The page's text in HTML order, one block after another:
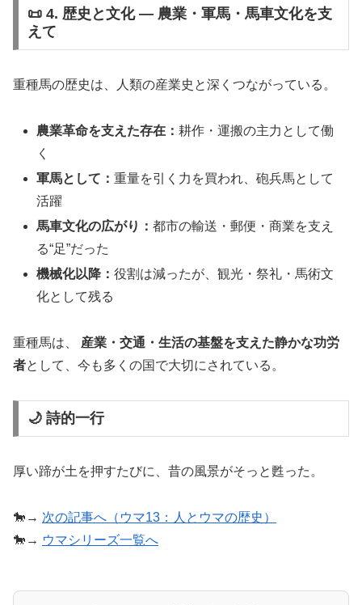
📜 4. 歴史と文化 ― 農業・軍馬・馬車文化を支
えて
重種馬の歴史は、人類の産業史と深くつながっている。
農業革命を支えた存在：耕作・運搬の主力として働
く
軍馬として：重量を引く力を買われ、砲兵馬として
活躍
馬車文化の広がり：都市の輸送・郵便・商業を支え
る“足”だった
機械化以降：役割は減ったが、観光・祭礼・馬術文
化として残る
重種馬は、 産業・交通・生活の基盤を支えた静かな功労
者として、今も多くの国で大切にされている。
🌙 詩的一行
厚い蹄が土を押すたびに、昔の風景がそっと甦った。
🐎→ 次の記事へ（ウマ13：人とウマの歴史）
🐎→ ウマシリーズ一覧へ